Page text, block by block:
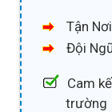
Tận
Đội
Cam
trường